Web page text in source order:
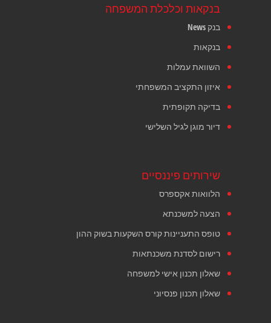
בנקאות וכלכלת המשפחה
בנק News
בנקאות
השוואת עמלות
איזון התקציב המשפחתי
בדיקה תקופתית
דיור מוגן לגיל השלישי
שירותים פיננסיים
הלוואות אקספרס
הצעה למשכנתא
טופס התעניינות קורס השקעות בשוק ההון
רישום לסדנת משכנתאות
שאלון תכנון אישי למשפחה
שאלון תכנון פנסיוני